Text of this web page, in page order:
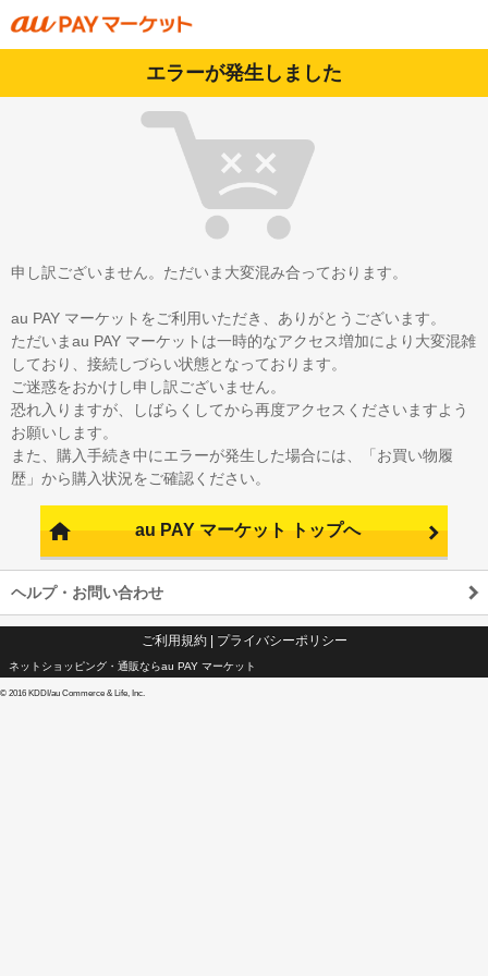
エラーが発生しました
申し訳ございません。ただいま大変混み合っております。
au PAY マーケットをご利用いただき、ありがとうございます。
ただいまau PAY マーケットは一時的なアクセス増加により大変混雑
しており、接続しづらい状態となっております。
ご迷惑をおかけし申し訳ございません。
恐れ入りますが、しばらくしてから再度アクセスくださいますよう
お願いします。
また、購入手続き中にエラーが発生した場合には、「お買い物履
歴」から購入状況をご確認ください。
au PAY マーケット トップへ
ヘルプ・お問い合わせ
ご利用規約| プライバシーポリシー
ネットショッピング・通販ならau PAY マーケット
© 2016 KDDI/au Commerce & Life, Inc.